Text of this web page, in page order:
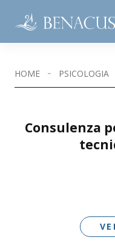
HOME PSICOLOGIA
Consulenza